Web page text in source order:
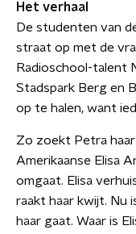
Het verhaal
De studenten van
straat op met de
Radioschool-talent
Stadspark Berg en
op te halen, want
Zo zoekt Petra
Amerikaanse Elisa
omgaat. Elisa
raakt haar kwijt. Nu
haar gaat. Waar is